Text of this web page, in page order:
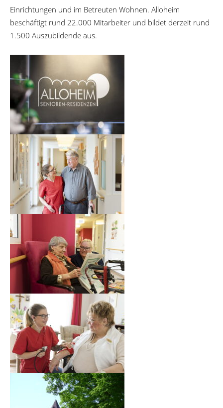
Einrichtungen und im Betreuten Wohnen. Alloheim
beschäftigt rund 22.000 Mitarbeiter und bildet derzeit rund
1.500 Auszubildende aus.